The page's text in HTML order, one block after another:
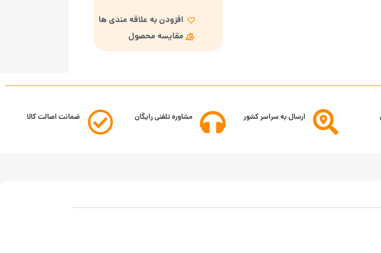
افزودن به علاقه مندی ها
مقایسه محصول
ارسال به سراسر کشور مشاوره تلفنی رایگان ضمانت اصالت کالا